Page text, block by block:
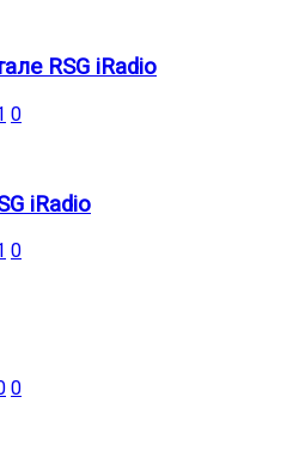
RSG iRadio
0
iRadio
0
0